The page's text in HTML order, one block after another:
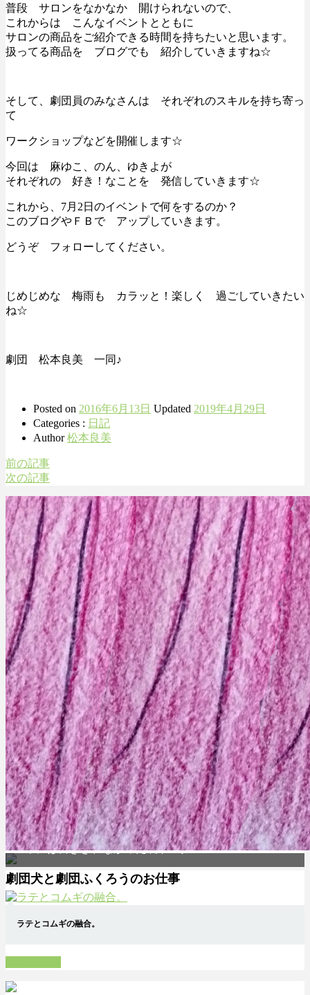
普段 サロンをなかなか 開けられないので、
これからは こんなイベントとともに
サロンの商品をご紹介できる時間を持ちたいと思います。
扱ってる商品を ブログでも 紹介していきますね☆
そして、劇団員のみなさんは それぞれのスキルを持ち寄っ
て
ワークショップなどを開催します☆
今回は 麻ゆこ、のん、ゆきよが
それぞれの 好き！なことを 発信していきます☆
これから、7月2日のイベントで何をするのか？
このブログやＦＢで アップしていきます。
どうぞ フォローしてください。
じめじめな 梅雨も カラッと！楽しく 過ごしていきたい
ね☆
劇団 松本良美 一同♪
Posted on 2016年6月13日 Updated 2019年4月29日
Categories : 日記
Author松本良美
前の記事
次の記事
出版までの道のり☆
~ 本には書ききれなかった裏トーク ~
劇団犬と劇団ふくろうのお仕事
ラテとコムギの融合。